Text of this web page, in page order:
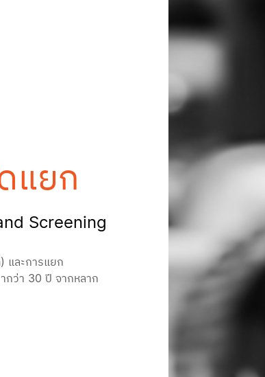
แยก
Screening
และการแยก
กว่า 30 ปี จากหลาก